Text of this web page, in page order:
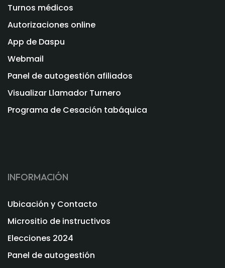
Turnos médicos
Autorizaciones online
App de Daspu
Webmail
Panel de autogestión afiliados
Visualizar Llamador Turnero
Programa de Cesación tabáquica
INFORMACIÓN
Ubicación y Contacto
Micrositio de instructivos
Elecciones 2024
Panel de autogestión